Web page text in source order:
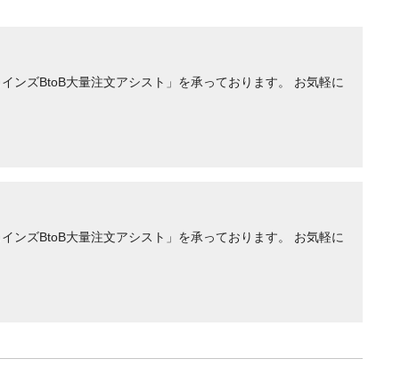
ンズBtoB大量注文アシスト」を承っております。 お気軽に
ンズBtoB大量注文アシスト」を承っております。 お気軽に